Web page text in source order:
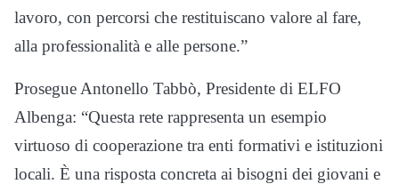
lavoro, con percorsi che restituiscano valore al fare,
alla professionalità e alle persone.”
Prosegue Antonello Tabbò, Presidente di ELFO
Albenga: “Questa rete rappresenta un esempio
virtuoso di cooperazione tra enti formativi e istituzioni
locali. È una risposta concreta ai bisogni dei giovani e